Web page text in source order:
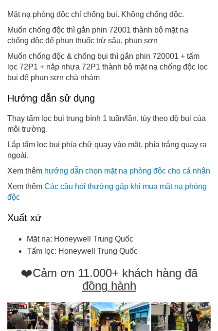
Mặt nạ phòng độc chỉ chống bụi. Không chống độc.
Muốn chống độc thì gắn phin 72001 thành bộ mặt nạ
chống độc để phun thuốc trừ sâu, phun sơn
Muốn chống độc & chống bụi thì gắn phin 720001 + tấm
lọc 72P1 + nắp nhựa 72P1 thành bộ mặt nạ chống độc lọc
bụi để phun sơn chà nhám
Hướng dẫn sử dụng
Thay tấm lọc bụi trung bình 1 tuần/lần, tùy theo độ bụi của
môi trường.
Lắp tấm lọc bụi phía chữ quay vào mặt, phía trắng quay ra
ngoài.
Xem thêm hướng dẫn chọn mặt nạ phòng độc cho cá nhân
Xem thêm Các câu hỏi thường gặp khi mua mặt nạ phòng
độc
Xuất xứ
Mặt nạ: Honeywell Trung Quốc
Tấm lọc: Honeywell Trung Quốc
❤️Cảm ơn 11.000+ khách hàng đã
đồng hành